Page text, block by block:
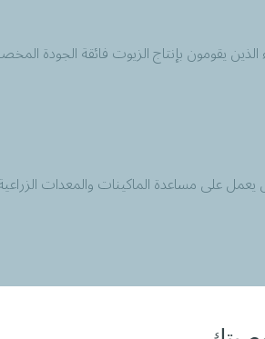
يقومون بإنتاج الزيوت فائقة الجودة
على مساعدة الماكينات والمعدات